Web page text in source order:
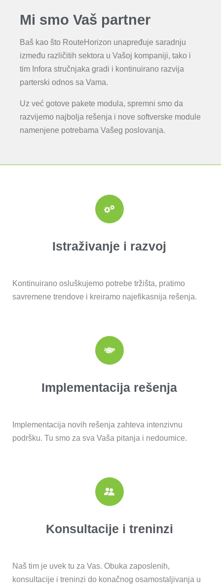
Mi smo Vaš partner
Baš kao što RouteHorizon unapređuje saradnju
između različitih sektora u Vašoj kompaniji, tako i
tim Infora stručnjaka gradi i kontinuirano razvija
parterski odnos sa Vama.
Uz već gotove pakete modula, spremni smo da
razvijemo najbolja rešenja i nove softverske module
namenjene potrebama Vašeg poslovanja.
Istraživanje i razvoj
Kontinuirano osluškujemo potrebe tržišta, pratimo
savremene trendove i kreiramo najefikasnija rešenja.
Implementacija rešenja
Implementacija novih rešenja zahteva intenzivnu
podršku. Tu smo za sva Vaša pitanja i nedoumice.
Konsultacije i treninzi
Naš tim je uvek tu za Vas. Obuka zaposlenih,
konsultacije i treninzi do konačnog osamostaljivanja u